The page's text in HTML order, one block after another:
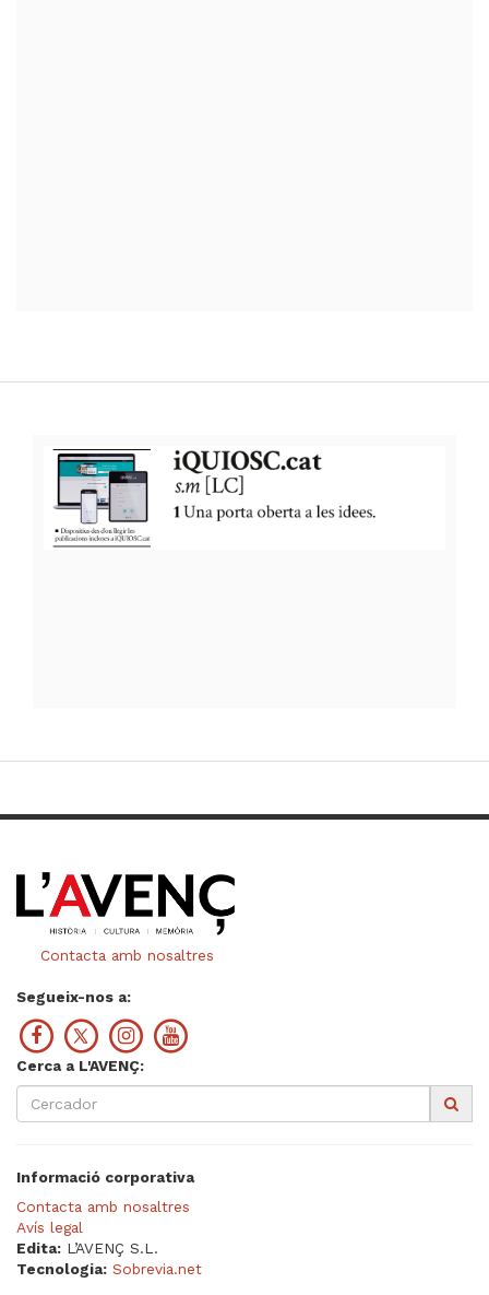
Contacta amb nosaltres
Segueix-nos a:
Cerca a L'AVENÇ:
Informació corporativa
Contacta amb nosaltres
Avís legal
Edita: L’AVENÇ S.L.
Tecnologia: Sobrevia.net